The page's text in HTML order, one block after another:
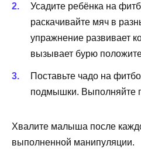
Усадите ребёнка на
раскачивайте мяч в
упражнение развивает
вызывает бурю
Поставьте чадо на
подмышки. Выполняйте
Хвалите малыша после
выполненной манипуляции.